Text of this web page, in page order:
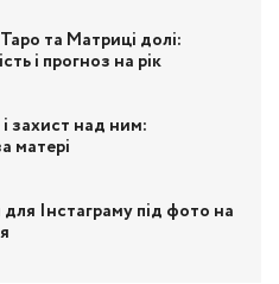
та Матриці долі:
і прогноз на рік
захист над ним:
матері
Інстаграму під фото на